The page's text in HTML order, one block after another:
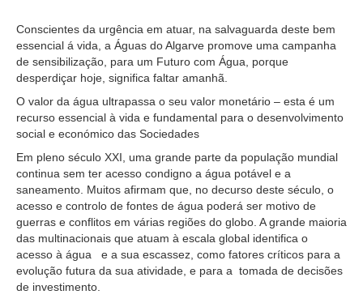
Conscientes da urgência em atuar, na salvaguarda deste bem
essencial á vida, a Águas do Algarve promove uma campanha
de sensibilização, para um Futuro com Água, porque
desperdiçar hoje, significa faltar amanhã.
O valor da água ultrapassa o seu valor monetário – esta é um
recurso essencial à vida e fundamental para o desenvolvimento
social e económico das Sociedades
Em pleno século XXI, uma grande parte da população mundial
continua sem ter acesso condigno a água potável e a
saneamento. Muitos afirmam que, no decurso deste século, o
acesso e controlo de fontes de água poderá ser motivo de
guerras e conflitos em várias regiões do globo. A grande maioria
das multinacionais que atuam à escala global identifica o
acesso à água e a sua escassez, como fatores críticos para a
evolução futura da sua atividade, e para a tomada de decisões
de investimento.